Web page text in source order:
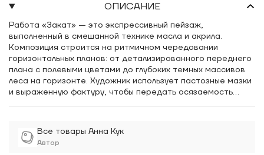
Все товары Анна Кук
Автор
ОПИСАНИЕ
Работа «Закат» — это экспрессивный пейзаж,
выполненный в смешанной технике масла и акрила.
Композиция строится на ритмичном чередовании
горизонтальных планов: от детализированного переднего
плана с полевыми цветами до глубоких темных массивов
леса на горизонте. Художник использует пастозные мазки
и выраженную фактуру, чтобы передать осязаемость
оттенков с яркими охристыми и белыми акцентами,
которые имитируют игру света в предзакатные часы.
Авторская работа демонстрирует баланс между